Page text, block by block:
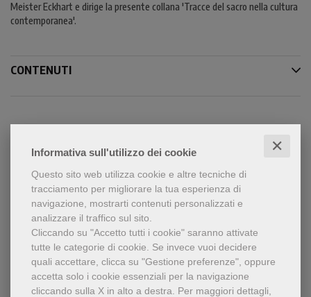
Informativa sull'utilizzo dei cookie ✕
Questo sito web utilizza cookie e altre tecniche di
tracciamento per migliorare la tua esperienza di
navigazione, mostrarti contenuti personalizzati e
analizzare il traffico sul sito.
Cliccando su "Accetto tutti i cookie" saranno attivate
tutte le categorie di cookie. Se invece vuoi decidere
quali accettare, clicca su "Gestione preferenze", oppure
accetta solo i cookie essenziali per la navigazione
cliccando sulla X in alto a destra. Per maggiori dettagli,
Meister Eckhart e dirige la presente collana 'Tracce del sacro nella cultura
contemporanea'.
CONTENUTI
Condividi
Dello stesso autore